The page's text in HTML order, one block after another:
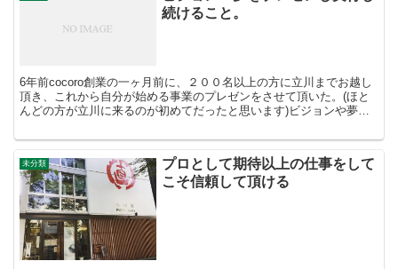
続けること。
6年前cocoro創業の一ヶ月前に、２００名以上の方に立川までお越し
頂き、これから自分が始める事業のプレゼンをさせて頂いた。(ほと
んどの方が立川に来るのが初めてだったと思います)ビジョンや夢を
未分類
プロとして期待以上の仕事をして
こそ信頼して頂ける